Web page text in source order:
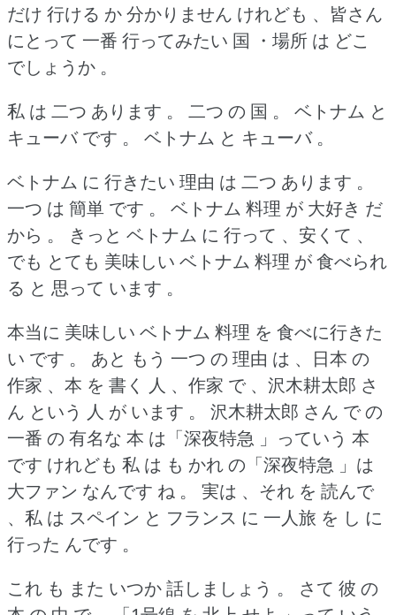
だけ 行ける か 分かりません けれども 、皆さん
にとって 一番 行ってみたい 国 ・場所 は どこ
でしょうか 。
私 は 二つ あります 。
二つ の 国 。
ベトナム と
キューバ です 。
ベトナム と キューバ 。
ベトナム に 行きたい 理由 は 二つ あります 。
一つ は 簡単 です 。
ベトナム 料理 が 大好き だ
から 。
きっと ベトナム に 行って 、安くて 、
でも とても 美味しい ベトナム 料理 が 食べられ
る と 思って います 。
本当に 美味しい ベトナム 料理 を 食べに行きた
い です 。
あと もう 一つ の 理由 は 、日本 の
作家 、本 を 書く 人 、作家 で 、沢木耕太郎 さ
ん という 人 が います 。
沢木耕太郎 さん で の
一番 の 有名な 本 は「深夜特急 」っていう 本
です けれども 私 は も かれ の「深夜特急 」は
大ファン なんです ね 。
実は 、それ を 読んで
、私 は スペイン と フランス に 一人旅 を し に
行った んです 。
これ も また いつか 話しましょう 。
さて 彼 の